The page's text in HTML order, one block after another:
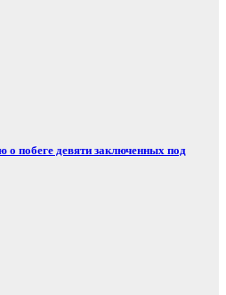
побеге девяти заключенных под